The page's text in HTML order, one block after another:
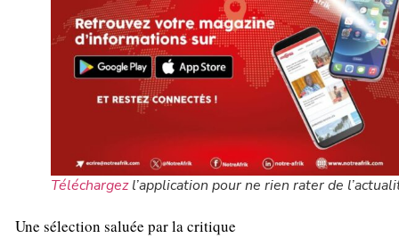
Téléchargezl’application pour ne rien rater de
Une sélection saluée par la critique